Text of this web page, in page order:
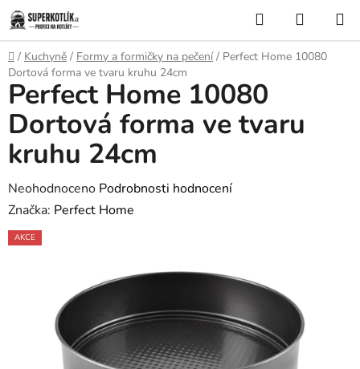
Přejít
na
obsah
Hledat
KOŠÍK
Domů
/ Kuchyně / Formy a formičky na pečení / Perfect Home 10080
Dortová forma ve tvaru kruhu 24cm
Perfect Home 10080
Dortová forma ve tvaru
kruhu 24cm
Průměrné
hodnocení
produktu
hvězdiček.
Neohodnoceno Podrobnosti hodnocení
Značka: Perfect Home
AKCE